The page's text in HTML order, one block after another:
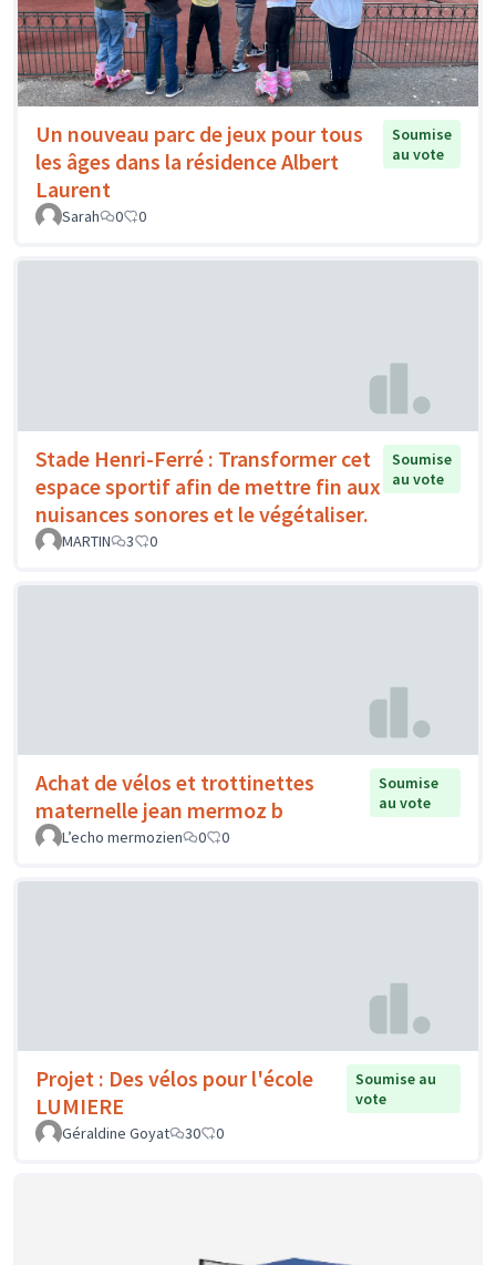
Un nouveau parc de jeux pour tous
les âges dans la résidence Albert
Laurent
Soumise
au vote
Sarah 0 0
Stade Henri-Ferré : Transformer cet
espace sportif afin de mettre fin aux
nuisances sonores et le végétaliser.
Soumise
au vote
MARTIN 3 0
Achat de vélos et trottinettes
maternelle jean mermoz b
Soumise
au vote
L’echo mermozien
0 0
Projet : Des vélos pour l'école
LUMIERE
Soumise au
vote
Géraldine Goyat
30 0